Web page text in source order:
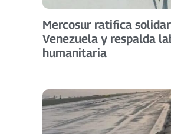
Mercosur ratifica
Venezuela y respalda
humanitaria